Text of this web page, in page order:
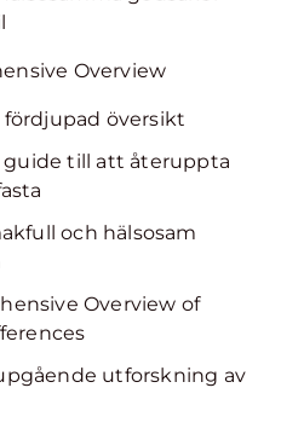
Overview
översikt
guide till att återuppta
och hälsosam
Overview of
utforskning av